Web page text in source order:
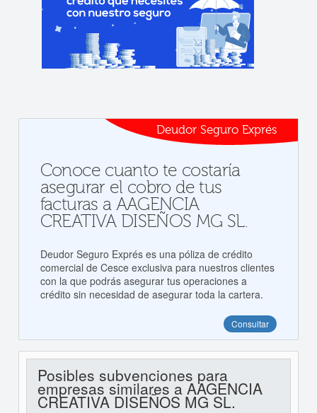
Deudor Seguro Exprés
Conoce cuanto te costaría
asegurar el cobro de tus
facturas a AAGENCIA
CREATIVA DISEÑOS MG SL.
Deudor Seguro Exprés es una póliza de crédito
comercial de Cesce exclusiva para nuestros clientes
con la que podrás asegurar tus operaciones a
crédito sin necesidad de asegurar toda la cartera.
Consultar
Posibles subvenciones para
empresas similares a AAGENCIA
CREATIVA DISEÑOS MG SL.